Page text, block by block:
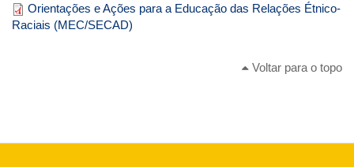
Orientações e Ações para a Educação das Relações Étnico-
Raciais (MEC/SECAD)
Voltar para o topo